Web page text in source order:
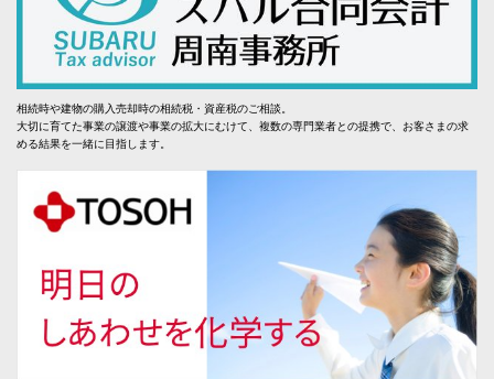
相続時や建物の購入売却時の相続税・資産税のご相談。
大切に育てた事業の譲渡や事業の拡大にむけて、複数の専門業者との提携で、お客さまの求
める結果を一緒に目指します。